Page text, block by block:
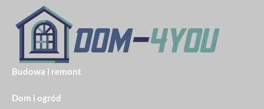
Budowa i remont
Dom i ogród